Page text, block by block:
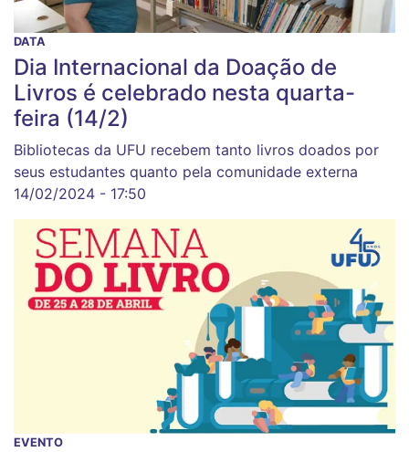
DATA
Dia Internacional da Doação de
Livros é celebrado nesta quarta-
feira (14/2)
Bibliotecas da UFU recebem tanto livros doados por
seus estudantes quanto pela comunidade externa
14/02/2024 - 17:50
EVENTO